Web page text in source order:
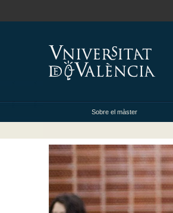
Sobre el màster